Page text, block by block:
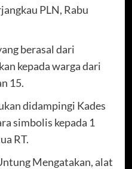
PLN, Rabu
berasal dari
kepada warga dari
15.
didampingi Kades
simbolis kepada 1
RT.
Mengatakan, alat